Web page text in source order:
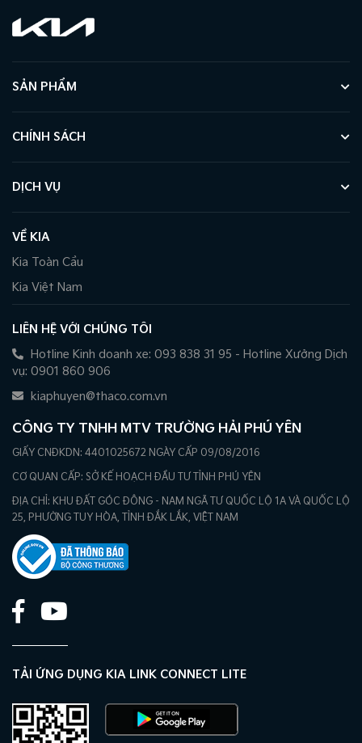
SẢN PHẨM
CHÍNH SÁCH
DỊCH VỤ
VỀ KIA
Kia Toàn Cầu
Kia Việt Nam
LIÊN HỆ VỚI CHÚNG TÔI
Hotline Kinh doanh xe: 093 838 31 95 - Hotline Xưởng Dịch
vụ: 0901 860 906
kiaphuyen@thaco.com.vn
CÔNG TY TNHH MTV TRƯỜNG HẢI PHÚ YÊN
GIẤY CNĐKDN: 4401025672 NGÀY CẤP 09/08/2016
CƠ QUAN CẤP: SỞ KẾ HOẠCH ĐẦU TƯ TỈNH PHÚ YÊN
ĐỊA CHỈ: KHU ĐẤT GÓC ĐÔNG - NAM NGÃ TƯ QUỐC LỘ 1A VÀ QUỐC LỘ
25, PHƯỜNG TUY HÒA, TỈNH ĐẮK LẮK, VIỆT NAM
TẢI ỨNG DỤNG KIA LINK CONNECT LITE